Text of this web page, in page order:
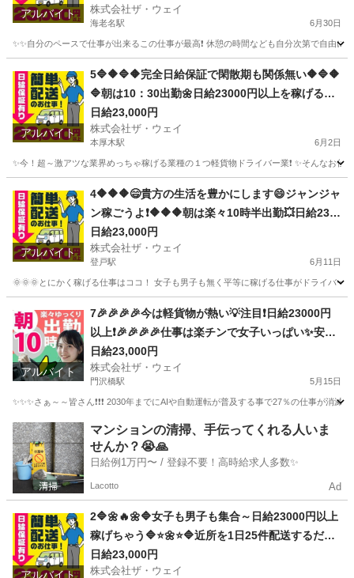
アルバイト 株式会社ザ・ウェイ
海老名駅 6月30日
✨✨自分のペースで仕事が出来るこの仕事が最高❗️ 休憩の時間なども自分次第で自由
海老名駅 配送 ネットスーパー
アルバイト
5🔷🔶🔷🔶完全日給保証で閑散期も関係無い🔶🔷🔶
🔷朝は10：30出勤🌼日給23000円以上を稼げる💯
楽しく仕事したい人～大集合🎵軽貨物ドライバー
🌸
日給23,000円
株式会社ザ・ウェイ
本厚木駅 6月2日
✨今！超～激アツな業界めっちゃ稼げる業種の１つ軽貨物ドライバー業❗️ ✨そんなお
本厚木駅 ドライバー ネットスーパー
アルバイト
4🔶🔶🔶😄貴方の生活を豊かにします😄ジャンジャ
ン稼ごうよ❗️🔶🔶🔶朝は楽々10時半出勤💥日給230
00円以上❗️事業拡大につき大量募集❗️❗️❗️
日給23,000円
株式会社ザ・ウェイ
登戸駅 6月11日
🌞🌞🌞とにかく稼げる仕事はココ！ 女子も男子も無く平等に稼げる仕事がドライバ
登戸駅 ドライバー ネットスーパー
アルバイト
7🎉🎉🎉🎉今は軽貨物が熱い💡注目❗️日給23000円
以上❗️🎉🎉🎉🎉仕事は楽チンで女子いっぱい✨安定
収入😄完全週休2日制だよ💗
日給23,000円
株式会社ザ・ウェイ
門沢橋駅 5月15日
✨✨✨さぁ～～皆さん❗️❗️❗️ 2030年までにAIや自動運転が普及する事で27％の仕事が消
神奈川 平塚市 門沢橋駅 ドライバー ネットスーパー
マンションの清掃、手伝ってくれる人いま
せんか？😭🙏
日給例1万円〜 / 登録不要！高時給求人多数✨
Lacotto Ad
アルバイト
2🔷🌼🔥🌼🔷女子も男子も集合～日給23000円以上
稼げちゃう🔷⭐🌼⭐🔷近所を1日25件配送するだけ❗️
週休2日制のお仕事です😄
日給23,000円
株式会社ザ・ウェイ